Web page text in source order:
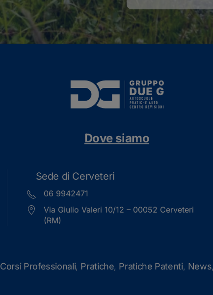
Dove siamo
Sede di Cerveteri
06 9942471
Via Giulio Valeri 10/12 – 00052 Cerveteri
(RM)
Corsi Professionali, Pratiche, Pratiche Patenti, News,